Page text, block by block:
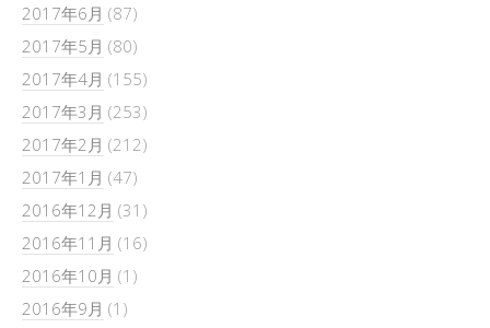
2017年6月 (87)
2017年5月 (80)
2017年4月 (155)
2017年3月 (253)
2017年2月 (212)
2017年1月 (47)
2016年12月 (31)
2016年11月 (16)
2016年10月 (1)
2016年9月 (1)